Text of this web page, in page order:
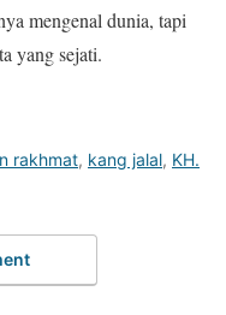
mengenal dunia, tapi
yang sejati.
rakhmat, kang jalal, KH.